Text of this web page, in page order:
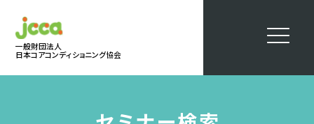
一般財団法人
日本コアコンディショニング協会